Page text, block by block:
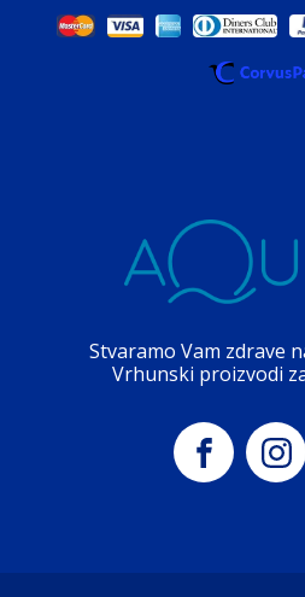
Stvaramo Vam zdrave
Vrhunski proizvodi